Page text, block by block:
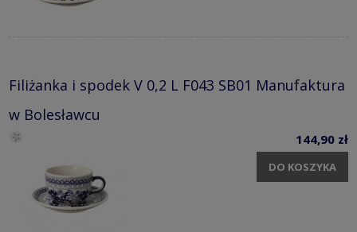
Filiżanka i spodek V 0,2 L F043 SB01 Manufaktura
w Bolesławcu
144,90 zł
DO KOSZYKA